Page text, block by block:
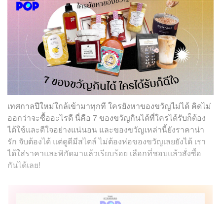
เทศกาลปีใหม่ใกล้เข้ามาทุกที ใครยังหาของขวัญไม่ได้ คิดไม่
ออกว่าจะซื้ออะไรดี นี่คือ 7 ของขวัญกินได้ที่ใครได้รับก็ต้อง
ได้ใช้และดีใจอย่างแน่นอน และของขวัญเหล่านี้ยังราคาน่า
รัก จับต้องได้ แต่ดูดีมีสไตล์ ไม่ต้องห่อของขวัญเลยยังได้ เรา
ได้ใส่ราคาและพิกัดมาแล้วเรียบร้อย เลือกที่ชอบแล้วสั่งซื้อ
กันได้เลย!